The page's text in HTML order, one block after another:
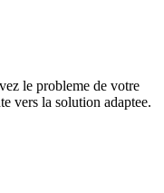
le probleme de votre
vers la solution adaptee.